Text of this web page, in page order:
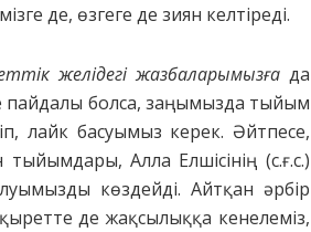
де, өзгеге де зиян келтіреді.
желідегі жазбаларымызғада
пайдалы болса, заңымызда тыйым
лайк басуымыз керек. Әйтпесе,
Алла Елшісінің (с.ғ.с.)
көздейді. Айтқан әрбір
де жақсылыққа кенелеміз,